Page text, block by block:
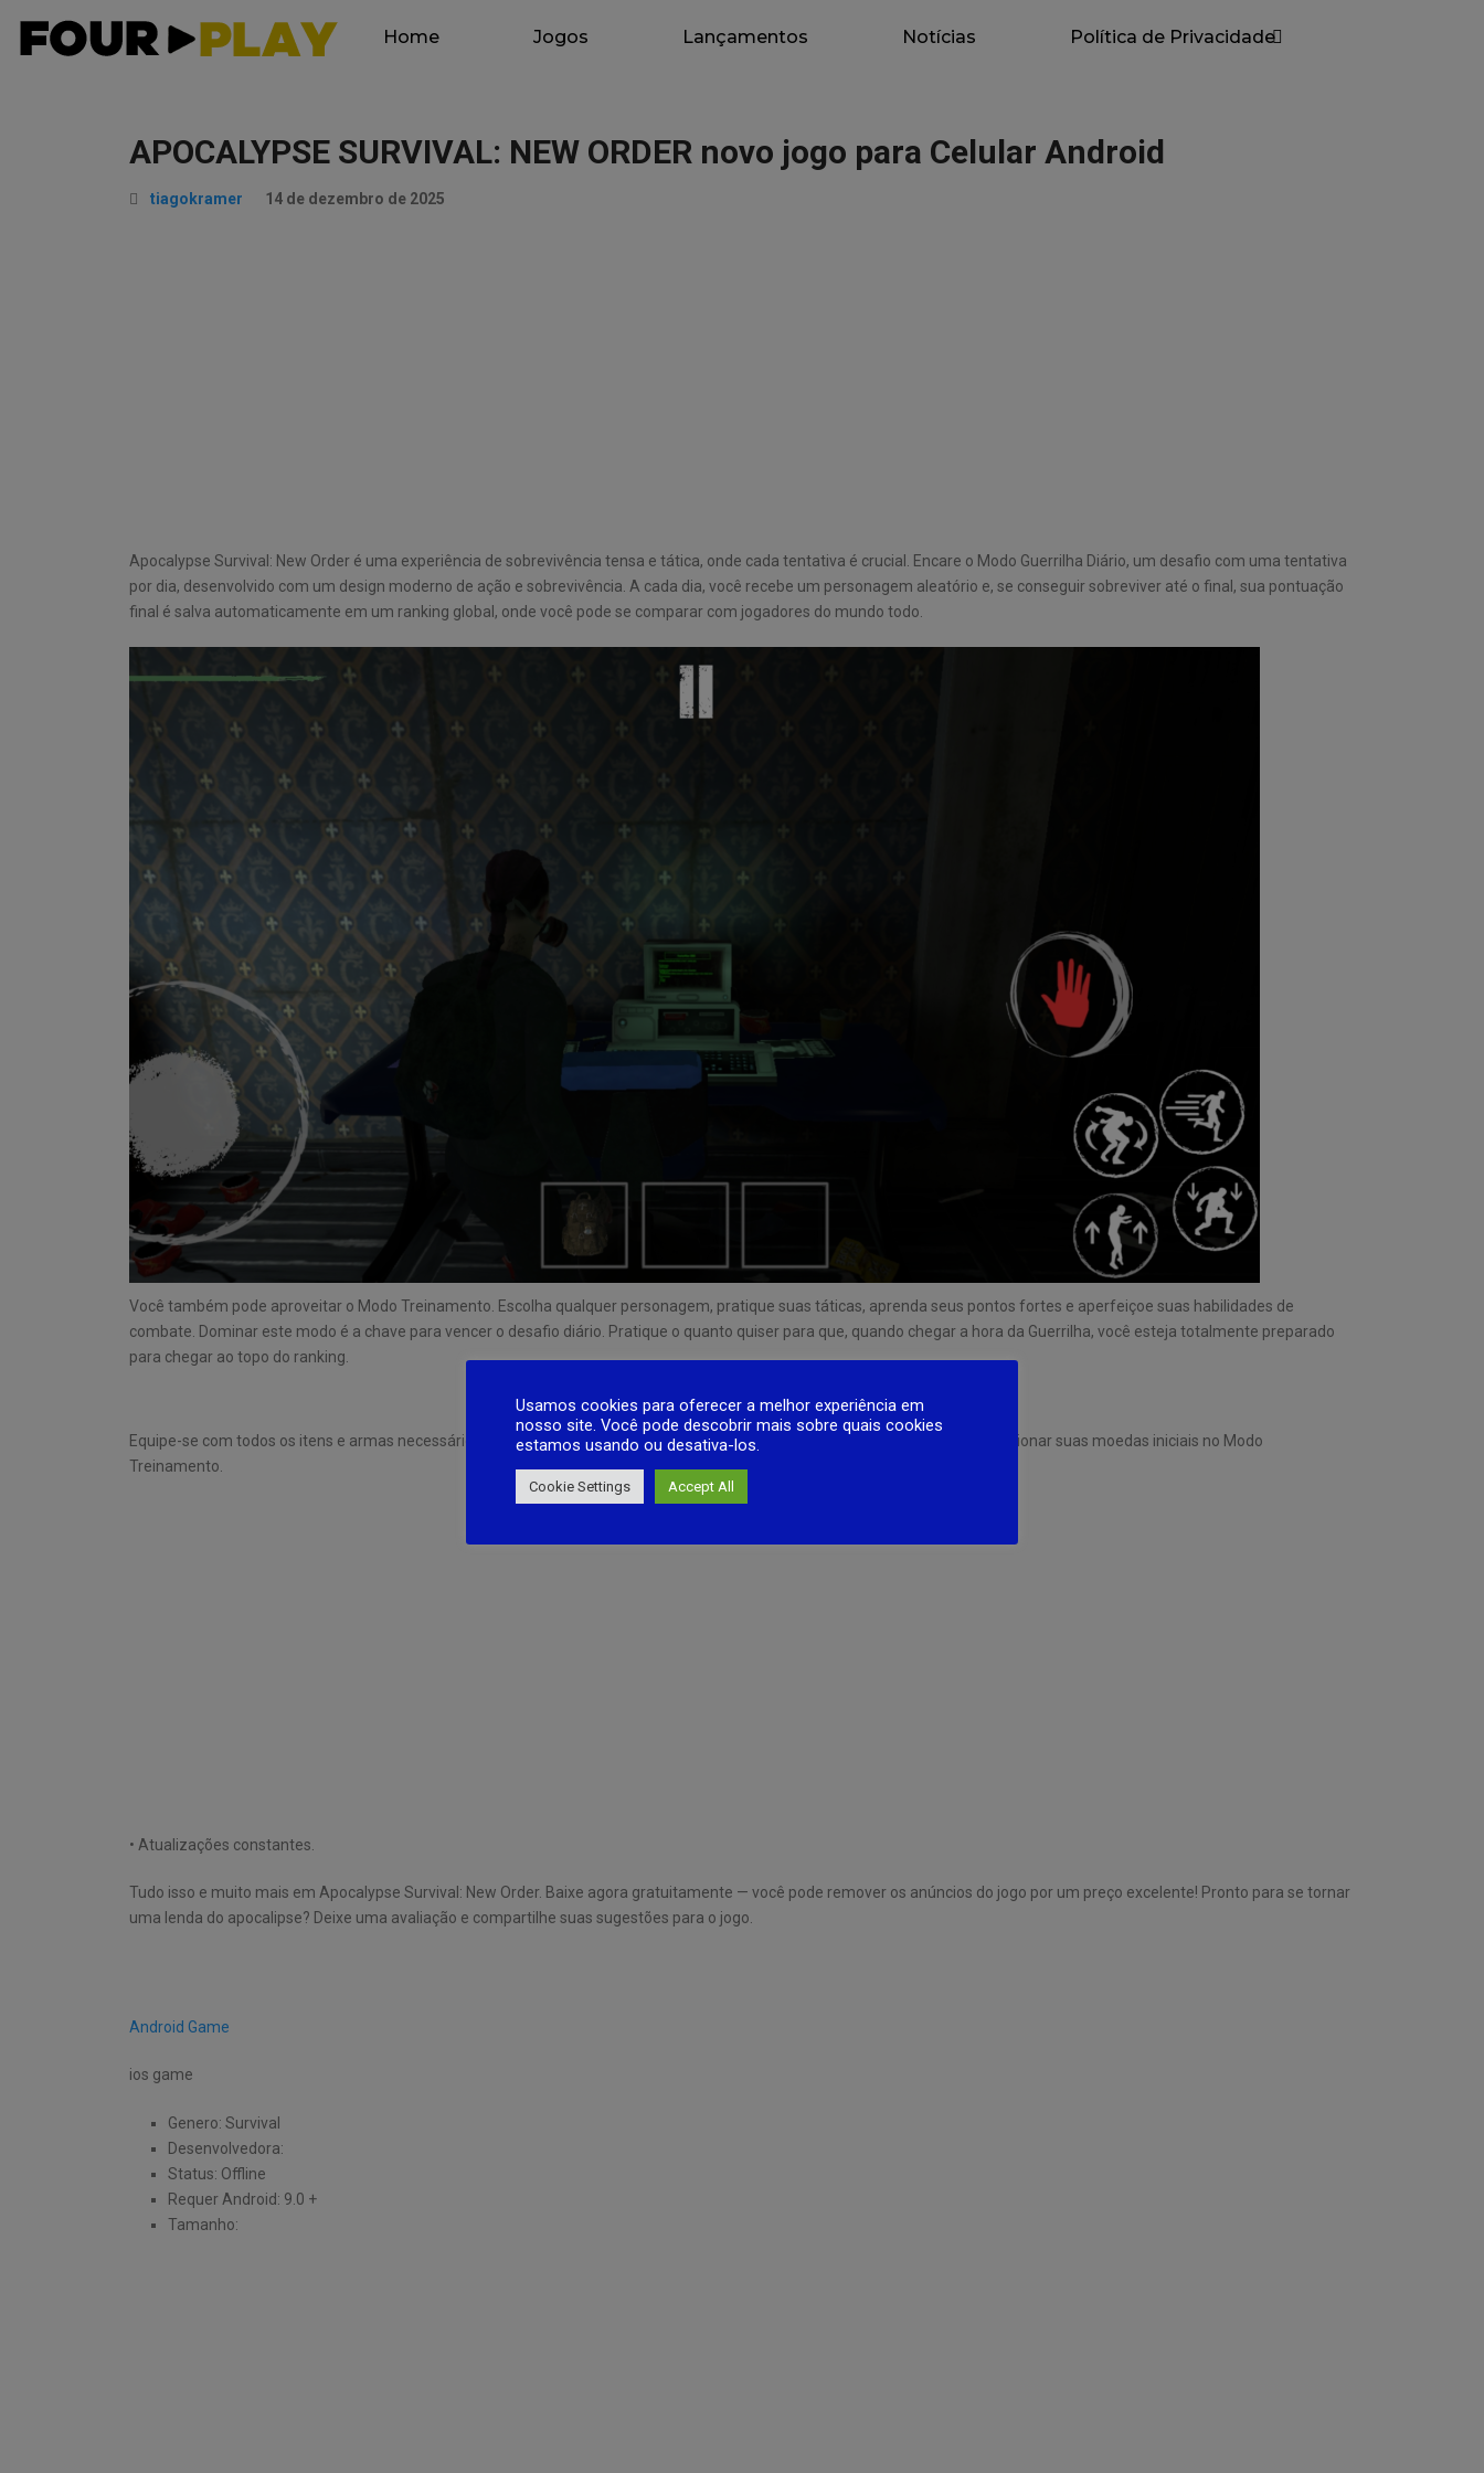
Home Jogos Lançamentos Notícias Política de Privacidade
APOCALYPSE SURVIVAL: NEW ORDER novo jogo para Celular Android
tiagokramer 14 de dezembro de 2025
Apocalypse Survival: New Order é uma experiência de sobrevivência tensa e tática, onde cada tentativa é crucial. Encare o Modo Guerrilha Diário, um desafio com uma tentativa
por dia, desenvolvido com um design moderno de ação e sobrevivência. A cada dia, você recebe um personagem aleatório e, se conseguir sobreviver até o final, sua pontuação
final é salva automaticamente em um ranking global, onde você pode se comparar com jogadores do mundo todo.
Você também pode aproveitar o Modo Treinamento. Escolha qualquer personagem, pratique suas táticas, aprenda seus pontos fortes e aperfeiçoe suas habilidades de
combate. Dominar este modo é a chave para vencer o desafio diário. Pratique o quanto quiser para que, quando chegar a hora da Guerrilha, você esteja totalmente preparado
para chegar ao topo do ranking.
Equipe-se com todos os itens e armas necessários na sala de preparação antes de entrar em batalha. Você também pode selecionar suas moedas iniciais no Modo
Treinamento.
• Atualizações constantes.
Tudo isso e muito mais em Apocalypse Survival: New Order. Baixe agora gratuitamente — você pode remover os anúncios do jogo por um preço excelente! Pronto para se tornar
uma lenda do apocalipse? Deixe uma avaliação e compartilhe suas sugestões para o jogo.
Android Game
ios game
Genero: Survival
Desenvolvedora:
Status: Offline
Requer Android: 9.0 +
Tamanho:
Usamos cookies para oferecer a melhor experiência em
nosso site. Você pode descobrir mais sobre quais cookies
estamos usando ou desativa-los.
Cookie Settings Accept All